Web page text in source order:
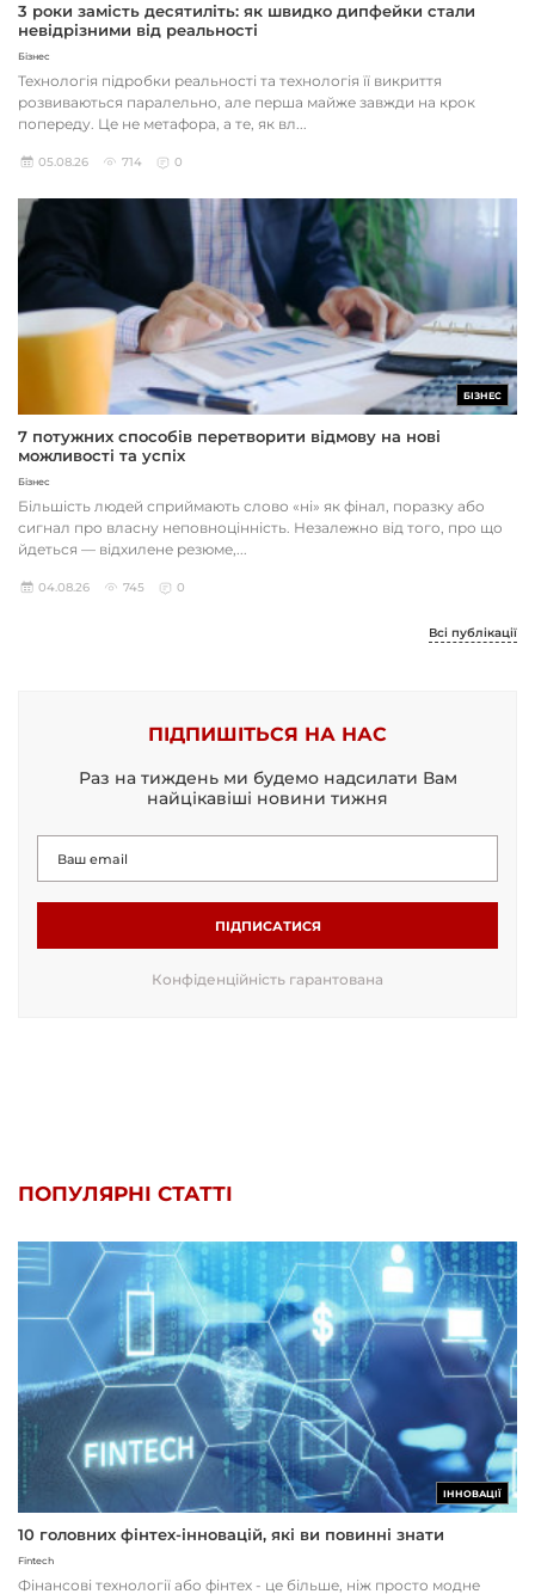
3 роки замість десятиліть: як швидко дипфейки стали
невідрізними від реальності
Бізнес
Технологія підробки реальності та технологія її викриття
розвиваються паралельно, але перша майже завжди на крок
попереду. Це не метафора, а те, як вл...
05.08.26 714 0
БІЗНЕС
7 потужних способів перетворити відмову на нові
можливості та успіх
Бізнес
Більшість людей сприймають слово «ні» як фінал, поразку або
сигнал про власну неповноцінність. Незалежно від того, про що
йдеться — відхилене резюме,...
04.08.26 745 0
Всі публікації
ПІДПИШІТЬСЯ НА НАС
Раз на тиждень ми будемо надсилати Вам
найцікавіші новини тижня
ПІДПИСАТИСЯ
Конфіденційність гарантована
ПОПУЛЯРНІ СТАТТІ
ІННОВАЦІЇ
10 головних фінтех-інновацій, які ви повинні знати
Fintech
Фінансові технології або фінтех - це більше, ніж просто модне